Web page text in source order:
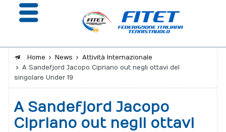
Giustizia
Home News
Attività Internazionale
A Sandefjord Jacopo Cipriano out negli ottavi del
singolare Under 19
A Sandefjord Jacopo
Cipriano out negli ottavi